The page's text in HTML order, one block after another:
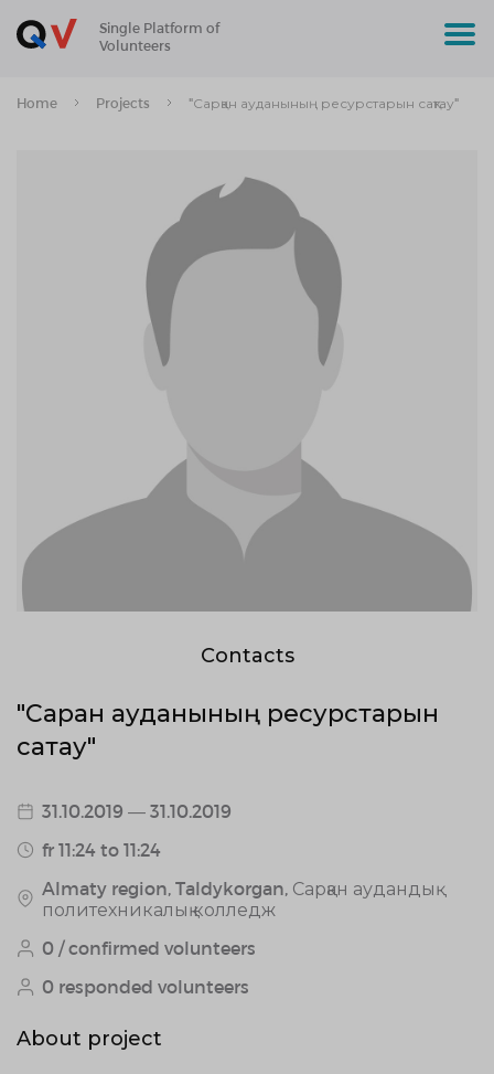
Single Platform of
Volunteers
Home Projects "Сарқан ауданының ресурстарын сақтау"
Contacts
"Сарқан ауданының ресурстарын
сақтау"
31.10.2019 — 31.10.2019
fr 11:24 to 11:24
Almaty region, Taldykorgan, Сарқан аудандық
политехникалық колледж
0 / confirmed volunteers
0 responded volunteers
About project